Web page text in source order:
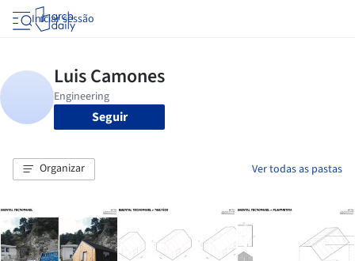
Iniciar sessão
Seguir
Organizar Ver todas as pastas